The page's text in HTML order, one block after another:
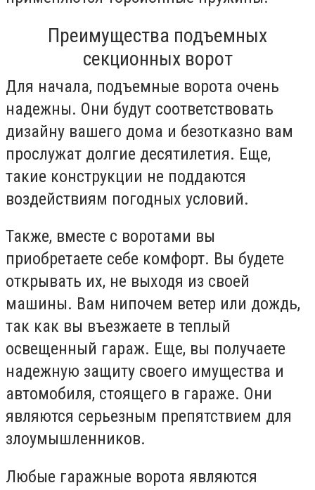
Преимущества подъемных
секционных ворот
Для начала, подъемные ворота очень
надежны. Они будут соответствовать
дизайну вашего дома и безотказно вам
прослужат долгие десятилетия. Еще,
такие конструкции не поддаются
воздействиям погодных условий.
Также, вместе с воротами вы
приобретаете себе комфорт. Вы будете
открывать их, не выходя из своей
машины. Вам нипочем ветер или дождь,
так как вы въезжаете в теплый
освещенный гараж. Еще, вы получаете
надежную защиту своего имущества и
автомобиля, стоящего в гараже. Они
являются серьезным препятствием для
злоумышленников.
Любые гаражные ворота являются